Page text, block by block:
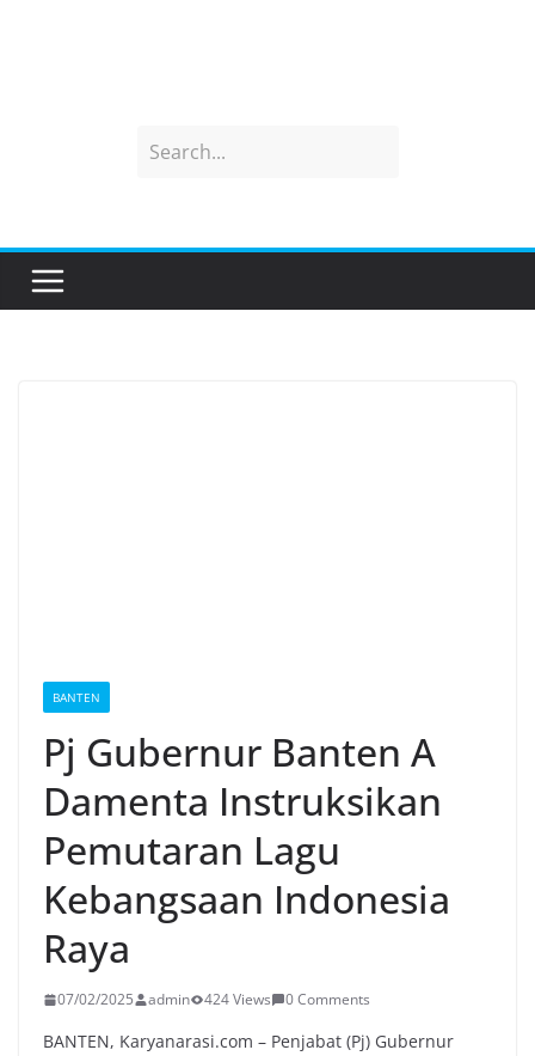
BANTEN
Pj Gubernur Banten A
Damenta Instruksikan
Pemutaran Lagu
Kebangsaan Indonesia
Raya
07/02/2025 admin 424 Views 0 Comments
BANTEN, Karyanarasi.com – Penjabat (Pj) Gubernur